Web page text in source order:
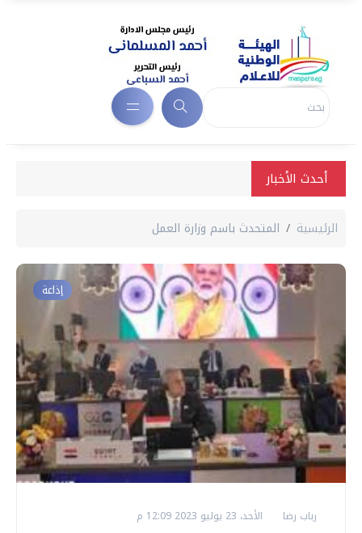
أحدث الأخبار
الرئيسية المتحدث باسم وزارة العمل
إذاعة
رباب رضا الأحد، 23 يوليو 2023 12:09 م